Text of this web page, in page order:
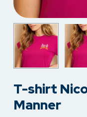
T-shirt
Manner